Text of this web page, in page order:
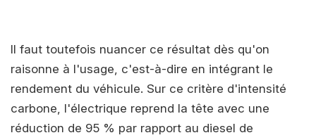
Il faut toutefois nuancer ce résultat dès qu'on
raisonne à l'usage, c'est-à-dire en intégrant le
rendement du véhicule. Sur ce critère d'intensité
carbone, l'électrique reprend la tête avec une
réduction de 95 % par rapport au diesel de